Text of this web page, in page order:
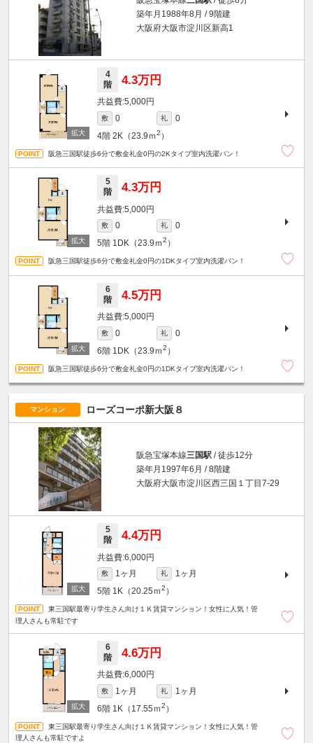
築年月1988年8月 / 9階建
大阪府大阪市淀川区新高1
4
階
4.3万円
5,000円
敷 0 礼
0
4階 2K（23.9ｍ2 ）
阪急三国駅徒歩6分で敷金礼金0円の2Kタイプ室内洗濯パン！
5
階
4.3万円
5,000円
敷 0 礼
0
5階 1DK（23.9ｍ2 ）
阪急三国駅徒歩6分で敷金礼金0円の1DKタイプ室内洗濯パン！
6
階
4.5万円
5,000円
敷 0 礼
0
6階 1DK（23.9ｍ2 ）
阪急三国駅徒歩6分で敷金礼金0円の1DKタイプ室内洗濯パン！
マンション ローズコーポ新大阪８
阪急宝塚本線三国駅 / 徒歩12分
築年月1997年6月 / 8階建
大阪府大阪市淀川区西三国１丁目7-29
5
階
4.4万円
6,000円
敷 1ヶ月 礼
1ヶ月
5階 1K（20.25ｍ2 ）
東三国駅最寄り学生さん向け１Ｋ賃貸マンション！女性に人気！管
理人さんも常駐です
6
階
4.6万円
6,000円
敷 1ヶ月 礼
1ヶ月
6階 1K（17.55ｍ2 ）
東三国駅最寄り学生さん向け１Ｋ賃貸マンション！女性に人気！管
理人さんも常駐ですよ